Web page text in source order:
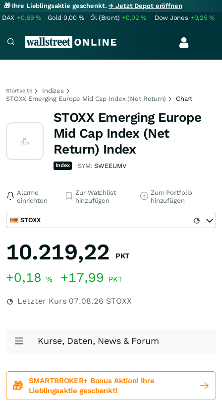
🎁 Ihre Lieblingsaktie geschenkt.→ Jetzt Depot eröffnen
DAX +0,69% Gold 0,00 % Öl (Brent) +0,02% Dow Jones +0,25%
Startseite
Indizes
STOXX Emerging Europe Mid Cap Index (Net Return)
Chart
STOXX Emerging Europe
Mid Cap Index (Net
Return) Index
Index SYM:SWEEUMV
Alarme
einrichten
Zur Watchlist
hinzufügen
Zum Portfolio
hinzufügen
STOXX
10.219,22 PKT
+0,18 % +17,99 PKT
Letzter Kurs 07.08.26 STOXX
Kurse, Daten, News & Forum
🎁
SMARTBROKER+ Bonus Aktion! Ihre
Lieblingsaktie geschenkt!